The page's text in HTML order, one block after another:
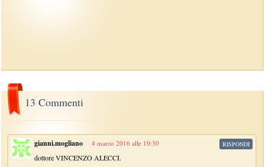
13 Commenti
gianni.mogliano 4 marzo 2016 alle 10:30
dottore VINCENZO ALECCI.
RISPONDI